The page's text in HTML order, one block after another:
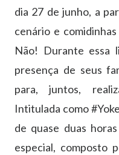
dia 27 de junho, a
cenário e
Não! Durante essa
presença de seus
para, juntos,
Intitulada como
de quase duas
especial, composto